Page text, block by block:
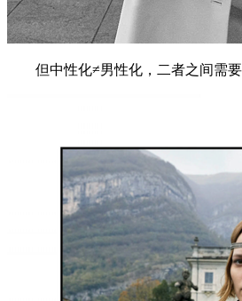
但中性化≠男性化，二者之间需要